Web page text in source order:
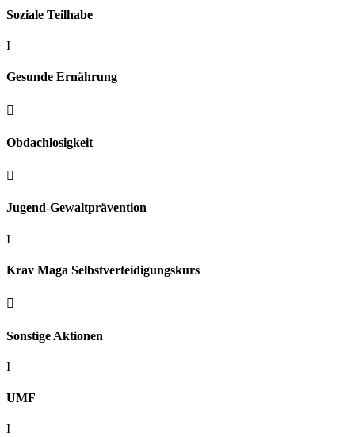
Soziale Teilhabe
I
Gesunde Ernährung

Obdachlosigkeit

Jugend-Gewaltprävention
I
Krav Maga Selbstverteidigungskurs

Sonstige Aktionen
I
UMF
I